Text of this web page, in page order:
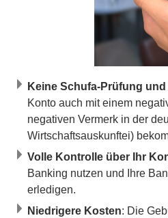
Keine Schufa-Prüfung und
Konto auch mit einem
negativen Vermerk in der
Wirtschaftsauskunftei)
Volle Kontrolle über Ihr
Banking nutzen und Ihre
erledigen.
Niedrigere Kosten: Die